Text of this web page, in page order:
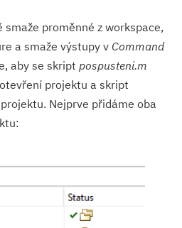
smaže proměnné z workspace,
a smaže výstupy v Command
aby se skriptpospusteni.m
projektu a skript
Nejprve přidáme oba